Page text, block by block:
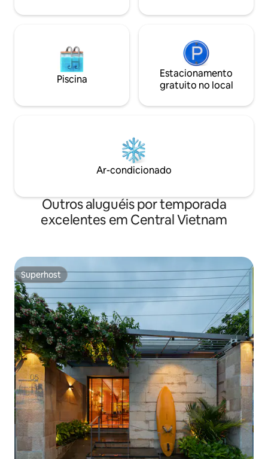
Piscina
Estacionamento
gratuito no local
Ar-condicionado
Outros aluguéis por temporada
excelentes em Central Vietnam
Superhost
Superhost